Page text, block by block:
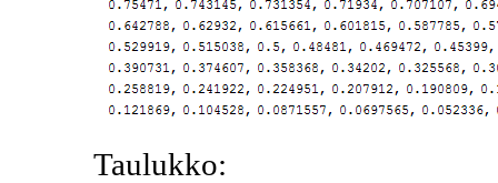
Taulukko: